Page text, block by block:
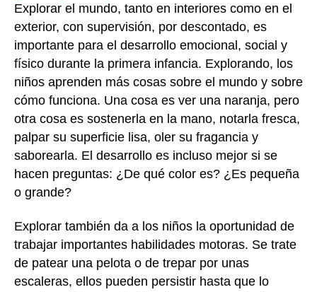
Explorar el mundo, tanto en interiores como en el
exterior, con supervisión, por descontado, es
importante para el desarrollo emocional, social y
físico durante la primera infancia. Explorando, los
niños aprenden más cosas sobre el mundo y sobre
cómo funciona. Una cosa es ver una naranja, pero
otra cosa es sostenerla en la mano, notarla fresca,
palpar su superficie lisa, oler su fragancia y
saborearla. El desarrollo es incluso mejor si se
hacen preguntas: ¿De qué color es? ¿Es pequeña
o grande?
Explorar también da a los niños la oportunidad de
trabajar importantes habilidades motoras. Se trate
de patear una pelota o de trepar por unas
escaleras, ellos pueden persistir hasta que lo